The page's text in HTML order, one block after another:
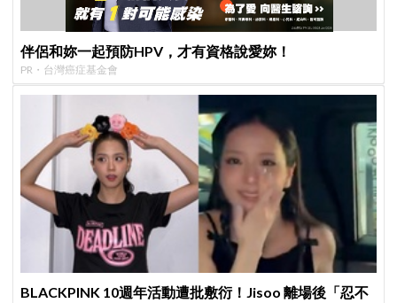
伴侶和妳一起預防HPV，才有資格說愛妳！
PR・台灣癌症基金會
BLACKPINK 10週年活動遭批敷衍！Jisoo 離場後「忍不